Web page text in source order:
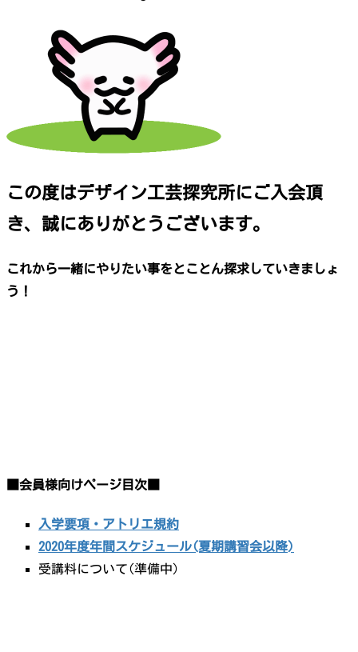
この度はデザイン工芸探究所にご入会頂
き、誠にありがとうございます。
これから一緒にやりたい事をとことん探求していきましょ
う！
■会員様向けページ目次■
入学要項・アトリエ規約
2020年度年間スケジュール(夏期講習会以降)
受講料について(準備中)